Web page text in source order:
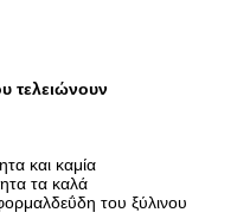
τελειώνουν
και καμία
τα καλά
του ξύλινου